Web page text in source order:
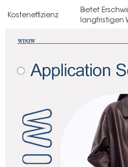
Kosteneffizienz
Bietet
langfristigen